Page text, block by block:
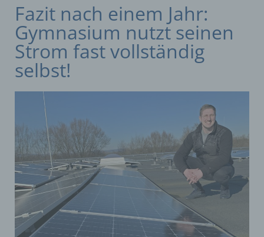
Fazit nach einem Jahr:
Gymnasium nutzt seinen
Strom fast vollständig
selbst!